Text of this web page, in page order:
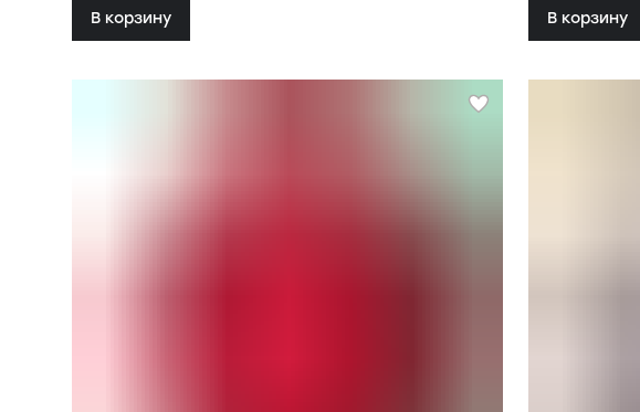
В корзину
В корзину